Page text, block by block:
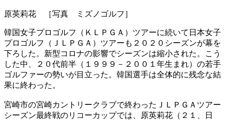
原英莉花 ［写真 ミズノゴルフ］
韓国女子プロゴルフ（ＫＬＰＧＡ）ツアーに続いて日本女子
プロゴルフ（ＪＬＰＧＡ）ツアーも２０２０シーズンが幕を
下ろした。新型コロナの影響でシーズンは縮小された。こう
した中、２０代前半（１９９９－２００１年生まれ）の若手
ゴルファーの勢いが目立った。韓国選手は全体的に残念な結
果に終わった。
宮崎市の宮崎カントリークラブで終わったＪＬＰＧＡツアー
シーズン最終戦のリコーカップでは、原英莉花（２１、日